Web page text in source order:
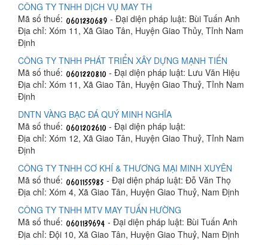
CÔNG TY TNHH DỊCH VỤ MAY TH
Mã số thuế:
- Đại diện pháp luật: Bùi Tuấn Anh
Địa chỉ: Xóm 11, Xã Giao Tân, Huyện Giao Thủy, Tỉnh Nam
Định
CÔNG TY TNHH PHÁT TRIỂN XÂY DỰNG MẠNH TIẾN
Mã số thuế:
- Đại diện pháp luật: Lưu Văn Hiệu
Địa chỉ: Xóm 11, Xã Giao Tân, Huyện Giao Thuỷ, Tỉnh Nam
Định
DNTN VÀNG BẠC ĐÁ QUÝ MINH NGHĨA
Mã số thuế:
- Đại diện pháp luật:
Địa chỉ: Xóm 12, Xã Giao Tân, Huyện Giao Thuỷ, Tỉnh Nam
Định
CÔNG TY TNHH CƠ KHÍ & THƯƠNG MẠI MINH XUYÊN
Mã số thuế:
- Đại diện pháp luật: Đỗ Văn Thọ
Địa chỉ: Xóm 4, Xã Giao Tân, Huyện Giao Thuỷ, Nam Định
CÔNG TY TNHH MTV MAY TUẤN HƯỜNG
Mã số thuế:
- Đại diện pháp luật: Bùi Tuấn Anh
Địa chỉ: Đội 10, Xã Giao Tân, Huyện Giao Thuỷ, Nam Định